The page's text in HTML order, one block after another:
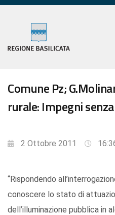
Comune Pz;
rurale: Impegni
2 Ottobre 2011
“Rispondendo
conoscere lo stato di
dell’illuminazione pubblica in